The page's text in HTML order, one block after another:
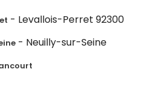
- Levallois-Perret 92300
- Neuilly-sur-Seine